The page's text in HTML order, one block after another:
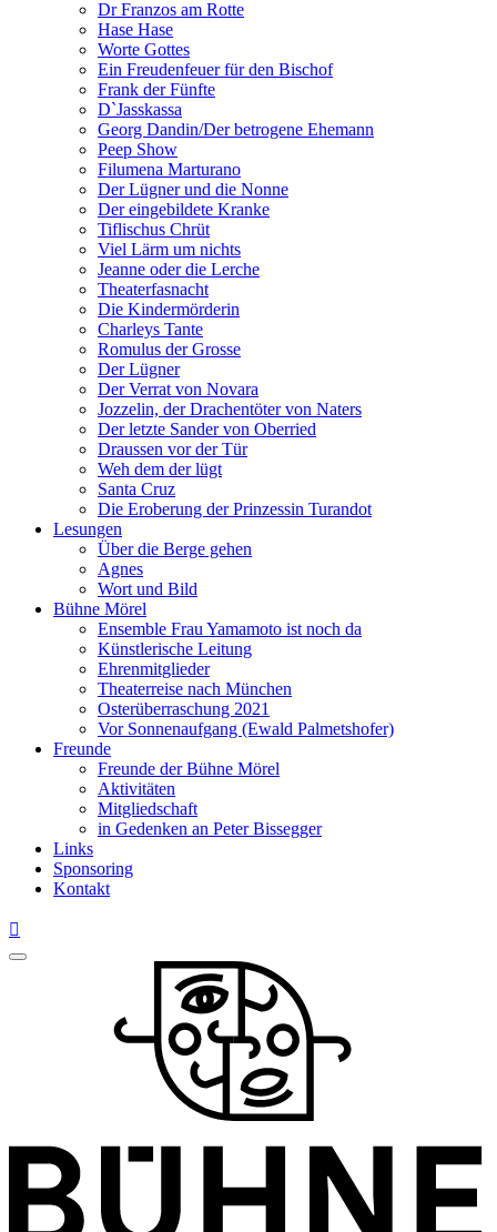
Dr Franzos am Rotte
Hase Hase
Worte Gottes
Ein Freudenfeuer für den Bischof
Frank der Fünfte
D`Jasskassa
Georg Dandin/Der betrogene Ehemann
Peep Show
Filumena Marturano
Der Lügner und die Nonne
Der eingebildete Kranke
Tiflischus Chrüt
Viel Lärm um nichts
Jeanne oder die Lerche
Theaterfasnacht
Die Kindermörderin
Charleys Tante
Romulus der Grosse
Der Lügner
Der Verrat von Novara
Jozzelin, der Drachentöter von Naters
Der letzte Sander von Oberried
Draussen vor der Tür
Weh dem der lügt
Santa Cruz
Die Eroberung der Prinzessin Turandot
Lesungen
Über die Berge gehen
Agnes
Wort und Bild
Bühne Mörel
Ensemble Frau Yamamoto ist noch da
Künstlerische Leitung
Ehrenmitglieder
Theaterreise nach München
Osterüberraschung 2021
Vor Sonnenaufgang (Ewald Palmetshofer)
Freunde
Freunde der Bühne Mörel
Aktivitäten
Mitgliedschaft
in Gedenken an Peter Bissegger
Links
Sponsoring
Kontakt
